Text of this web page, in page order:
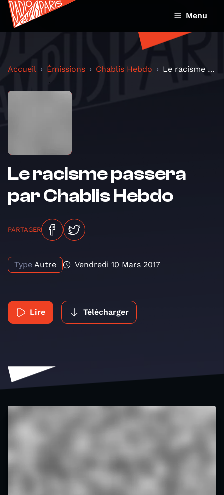
Menu
Accueil Émissions Chablis Hebdo Le racisme passera par Chablis Hebdo
Le racisme passera
par Chablis Hebdo
PARTAGER
Type Autre Vendredi 10 Mars 2017
Lire Télécharger